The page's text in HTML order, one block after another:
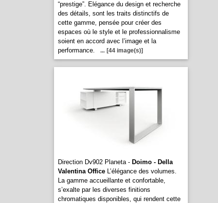
“prestige”. Elégance du design et recherche
des détails, sont les traits distinctifs de
cette gamme, pensée pour créer des
espaces où le style et le professionnalisme
soient en accord avec l’image et la
performance.
... [44 image(s)]
Direction Dv902 Planeta - Doimo - Della
Valentina OfficeL’élégance des volumes.
La gamme accueillante et confortable,
s’exalte par les diverses finitions
chromatiques disponibles, qui rendent cette